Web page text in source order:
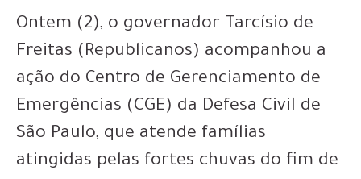
Ontem (2), o governador Tarcísio de
Freitas (Republicanos) acompanhou a
ação do Centro de Gerenciamento de
Emergências (CGE) da Defesa Civil de
São Paulo, que atende famílias
atingidas pelas fortes chuvas do fim de